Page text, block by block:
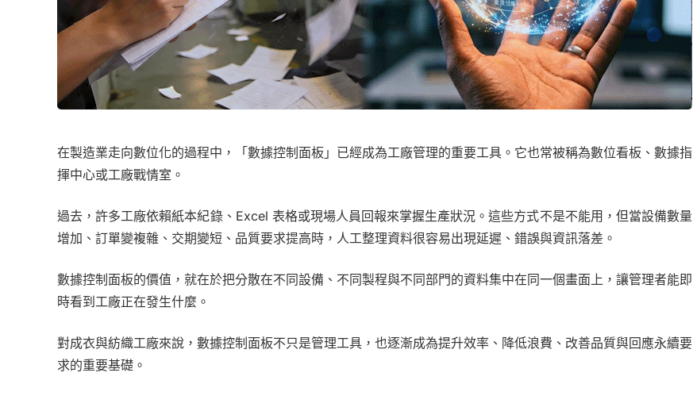
在製造業走向數位化的過程中，「數據控制面板」已經成為工廠管理的重要工具。它也常被稱為數位看板、數據指
揮中心或工廠戰情室。
過去，許多工廠依賴紙本紀錄、Excel 表格或現場人員回報來掌握生產狀況。這些方式不是不能用，但當設備數量
增加、訂單變複雜、交期變短、品質要求提高時，人工整理資料很容易出現延遲、錯誤與資訊落差。
數據控制面板的價值，就在於把分散在不同設備、不同製程與不同部門的資料集中在同一個畫面上，讓管理者能即
時看到工廠正在發生什麼。
對成衣與紡織工廠來說，數據控制面板不只是管理工具，也逐漸成為提升效率、降低浪費、改善品質與回應永續要
求的重要基礎。